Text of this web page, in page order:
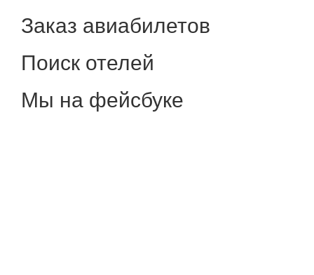
Заказ авиабилетов
Поиск отелей
Мы на фейсбуке